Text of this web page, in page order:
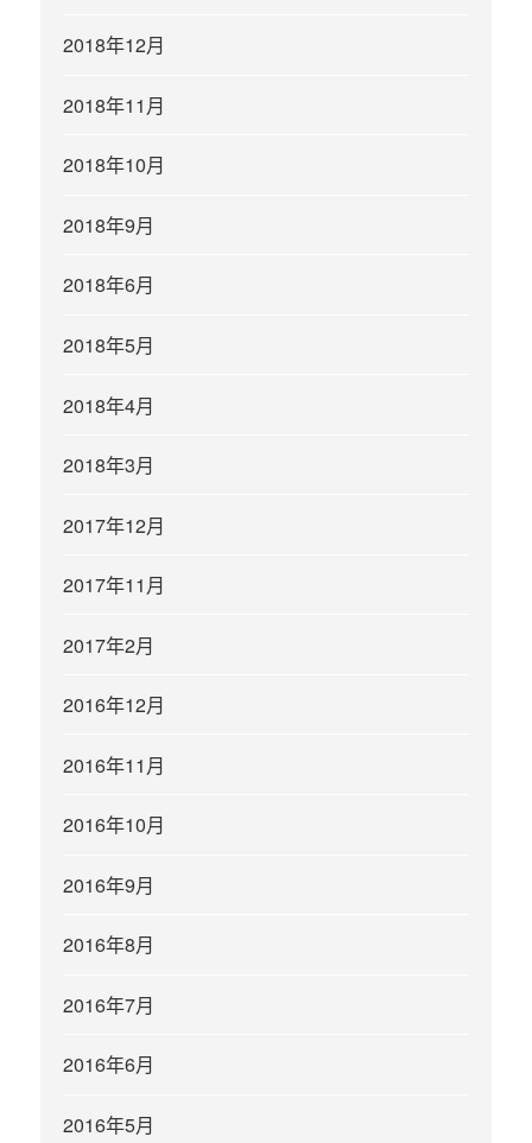
2018年12月
2018年11月
2018年10月
2018年9月
2018年6月
2018年5月
2018年4月
2018年3月
2017年12月
2017年11月
2017年2月
2016年12月
2016年11月
2016年10月
2016年9月
2016年8月
2016年7月
2016年6月
2016年5月